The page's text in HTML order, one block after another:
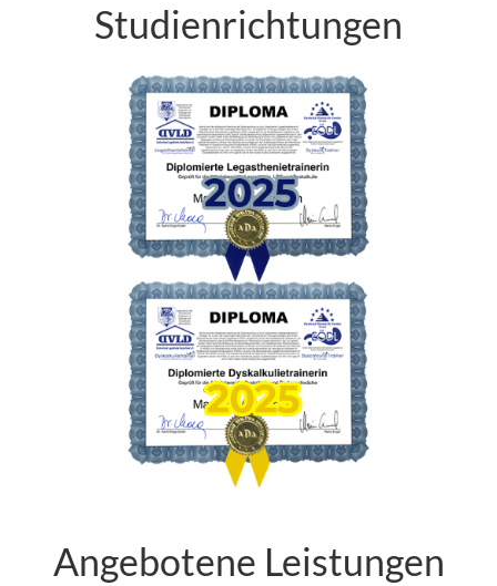
Studienrichtungen
Angebotene Leistungen